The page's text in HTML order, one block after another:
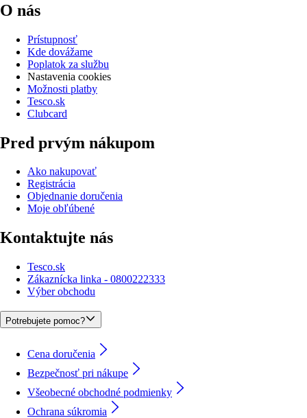
O nás
Prístupnosť
Kde dovážame
Poplatok za službu
Nastavenia cookies
Možnosti platby
Tesco.sk
Clubcard
Pred prvým nákupom
Ako nakupovať
Registrácia
Objednanie doručenia
Moje obľúbené
Kontaktujte nás
Tesco.sk
Zákaznícka linka - 0800222333
Výber obchodu
Potrebujete pomoc?
Cena doručenia
Bezpečnosť pri nákupe
Všeobecné obchodné podmienky
Ochrana súkromia